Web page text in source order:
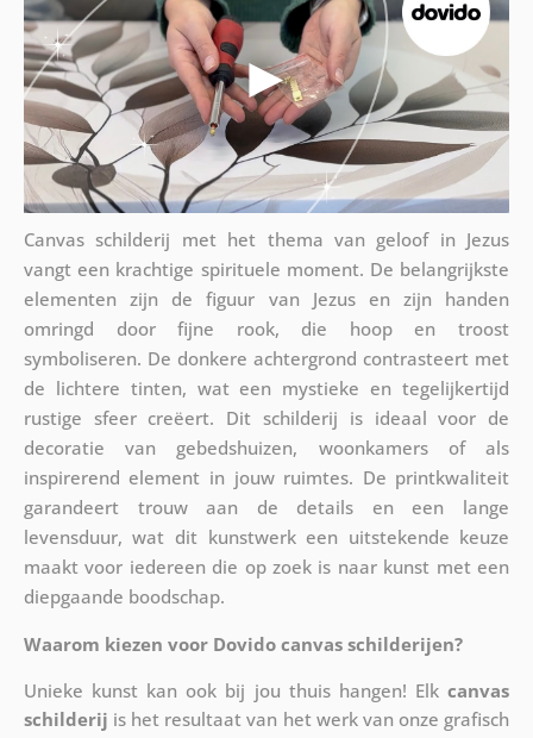
Canvas schilderij met het thema van geloof in Jezus
vangt een krachtige spirituele moment. De belangrijkste
elementen zijn de figuur van Jezus en zijn handen
omringd door fijne rook, die hoop en troost
symboliseren. De donkere achtergrond contrasteert met
de lichtere tinten, wat een mystieke en tegelijkertijd
rustige sfeer creëert. Dit schilderij is ideaal voor de
decoratie van gebedshuizen, woonkamers of als
inspirerend element in jouw ruimtes. De printkwaliteit
garandeert trouw aan de details en een lange
levensduur, wat dit kunstwerk een uitstekende keuze
maakt voor iedereen die op zoek is naar kunst met een
diepgaande boodschap.
Waarom kiezen voor Dovido canvas schilderijen?
Unieke kunst kan ook bij jou thuis hangen! Elkcanvas
schilderij is het resultaat van het werk van onze grafisch